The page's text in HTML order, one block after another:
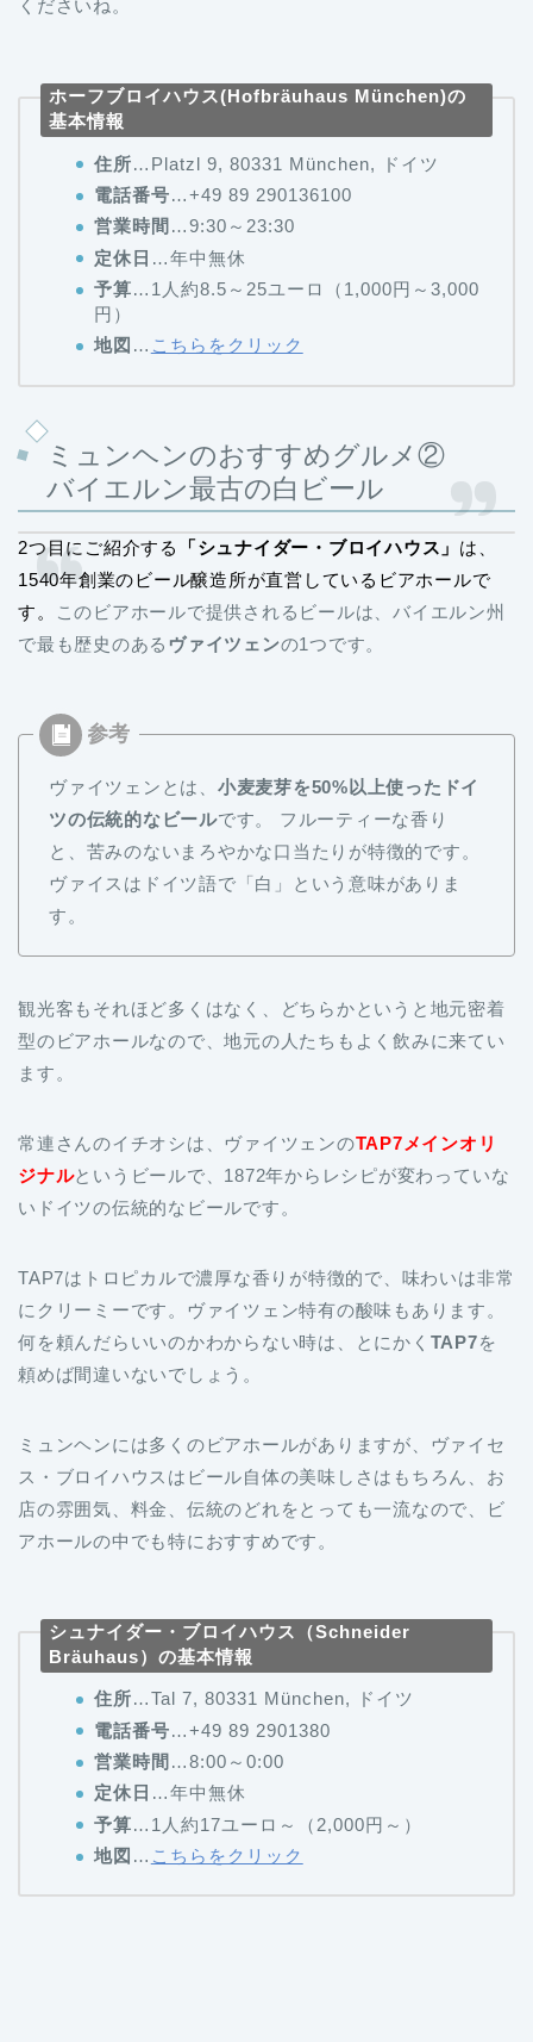
くださいね。
ホーフブロイハウス(Hofbräuhaus München)の
基本情報
住所…Platzl 9, 80331 München, ドイツ
電話番号…+49 89 290136100
営業時間 …9:30～23:30
定休日 …年中無休
予算…1人約8.5～25ユーロ（1,000円～3,000
円）
地図 … こちらをクリック
ミュンヘンのおすすめグルメ②
バイエルン最古の白ビール
2つ目にご紹介する 「シュナイダー・ブロイハウス」 は、
1540年創業のビール醸造所が直営しているビアホールで
す。
このビアホールで提供されるビールは、バイエルン州
で最も歴史のある ヴァイツェンの1つです。
ヴァイツェンとは、 小麦麦芽を50%以上使ったドイ
ツの伝統的なビールです。 フルーティーな香り
と、苦みのないまろやかな口当たりが特徴的です。
ヴァイスはドイツ語で「白」という意味がありま
す。
観光客もそれほど多くはなく、どちらかというと地元密着
型のビアホールなので、地元の人たちもよく飲みに来てい
ます。
常連さんのイチオシは、ヴァイツェンのTAP7メインオリ
ジナルというビールで、1872年からレシピが変わっていな
いドイツの伝統的なビールです。
TAP7はトロピカルで濃厚な香りが特徴的で、味わいは非常
にクリーミーです。ヴァイツェン特有の酸味もあります。
何を頼んだらいいのかわからない時は、とにかく TAP7を
頼めば間違いないでしょう。
ミュンヘンには多くのビアホールがありますが、ヴァイセ
ス・ブロイハウスはビール自体の美味しさはもちろん、お
店の雰囲気、料金、伝統のどれをとっても一流なので、ビ
アホールの中でも特におすすめです。
シュナイダー・ブロイハウス（Schneider
Bräuhaus）の基本情報
住所…Tal 7, 80331 München, ドイツ
電話番号…+49 89 2901380
営業時間 …8:00～0:00
定休日 …年中無休
予算…1人約17ユーロ～（2,000円～）
地図 … こちらをクリック